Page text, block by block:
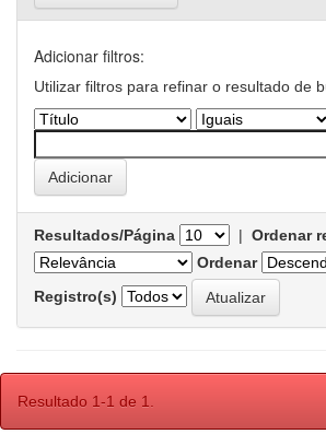
Adicionar filtros:
Utilizar filtros para refinar o resultado de
Resultados/Página | Ordenar
Ordenar
Registro(s)
Resultado 1-1 de 1.